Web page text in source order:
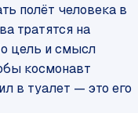
полёт человека в
тратятся на
цель и смысл
космонавт
в туалет — это его